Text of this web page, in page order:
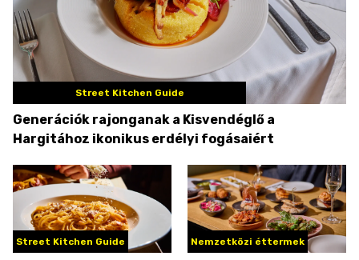
Street Kitchen Guide
Generációk rajonganak a Kisvendéglő a
Hargitához ikonikus erdélyi fogásaiért
Street Kitchen Guide Nemzetközi éttermek